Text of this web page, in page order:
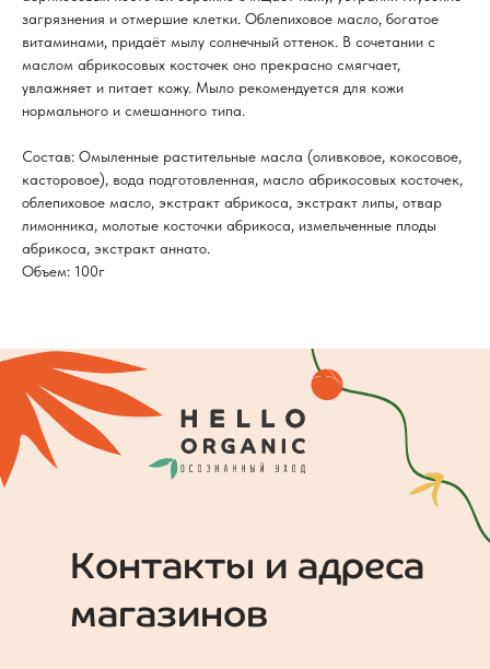
загрязнения и отмершие клетки. Облепиховое масло, богатое
витаминами, придаёт мылу солнечный оттенок. В сочетании с
маслом абрикосовых косточек оно прекрасно смягчает,
увлажняет и питает кожу. Мыло рекомендуется для кожи
нормального и смешанного типа.
Состав: Омыленные растительные масла (оливковое, кокосовое,
касторовое), вода подготовленная, масло абрикосовых косточек,
облепиховое масло, экстракт абрикоса, экстракт липы, отвар
лимонника, молотые косточки абрикоса, измельченные плоды
абрикоса, экстракт аннато.
Объем: 100г
Контакты и адреса
магазинов